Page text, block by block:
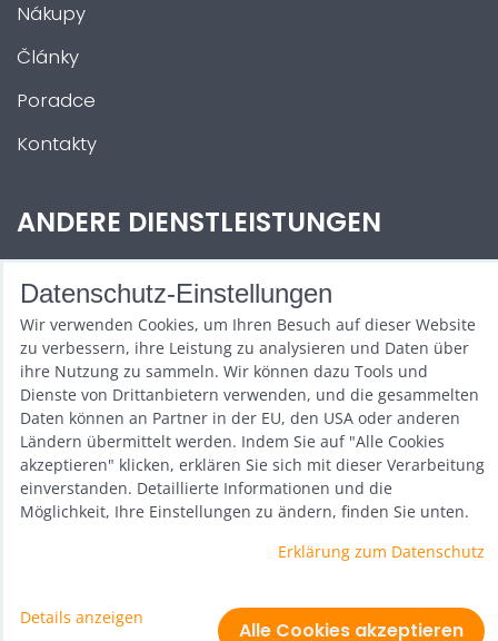
Nákupy
Články
Poradce
Kontakty
ANDERE DIENSTLEISTUNGEN
Zábava na Vaši akci
Půjčovna
Promotéři
Kurzy a setkání
Velkoobchod
Nabídka práce
Erklärung zum Datenschutz
Datenschutz-Einstellungen
Wir verwenden Cookies, um Ihren Besuch auf dieser Website
zu verbessern, ihre Leistung zu analysieren und Daten über
ihre Nutzung zu sammeln. Wir können dazu Tools und
Dienste von Drittanbietern verwenden, und die gesammelten
Daten können an Partner in der EU, den USA oder anderen
Ländern übermittelt werden. Indem Sie auf "Alle Cookies
akzeptieren" klicken, erklären Sie sich mit dieser Verarbeitung
einverstanden. Detaillierte Informationen und die
Möglichkeit, Ihre Einstellungen zu ändern, finden Sie unten.
Erklärung zum Datenschutz
Details anzeigen
Alle Cookies akzeptieren